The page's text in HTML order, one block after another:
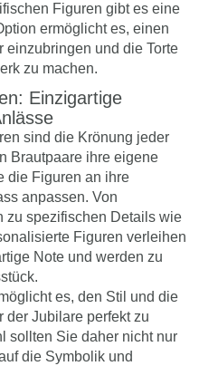
Figuren gibt es eine
ermöglicht es, einen
einzubringen und die Torte
zu machen.
Einzigartige
sind die Krönung jeder
Brautpaare ihre eigene
die Figuren an ihre
anpassen. Von
zu spezifischen Details wie
Figuren verleihen
Note und werden zu
es, den Stil und die
der Jubilare perfekt zu
sollten Sie daher nicht nur
die Symbolik und